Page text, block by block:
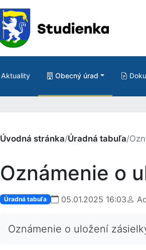
Aktuality Obecný úrad
Úvodná stránka/Úradná tabuľa/
Oznámenie o
Úradná tabuľa 05.01.2025 16:03
Oznámenie o uložení